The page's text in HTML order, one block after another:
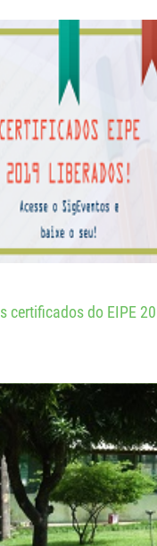
certificados do EIPE